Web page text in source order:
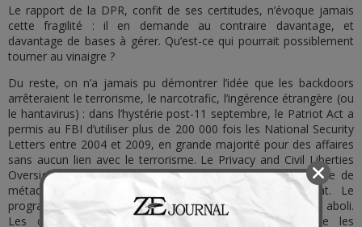
Le rapport de la DPR, confit de ses certitudes, n’évoque jamais
cette fragilité : il en demande au contraire davantage, et
davantage de bases à gérer. Qu’est-ce qui pourrait possiblement
tourner au vinaigre ?
Du reste, on n’a jamais pu démontrer l’idée que les backdoors
arrêteraient le terrorisme, le narcotrafic, l’ingérence étrangère (ou
le hantavirus) : dans l’hystérie post-11 septembre, le Patriot Act a
permis au FBI d’utiliser plus de 200 000 fois les National Security
Letters entre 2004 et 2009, en grande majorité pour des affaires
sans aucun lien avec le terrorisme. Le Privacy and Civil Liberties
Oversight Boarda conclu en 2014que la collecte massive de
métadonnées n’avait jamais empêché un seul attentat. Le
programme a été cosmétiquement réformé mais jamais aboli.
Les criminels, eux, s’adaptent toujours plus vite que les